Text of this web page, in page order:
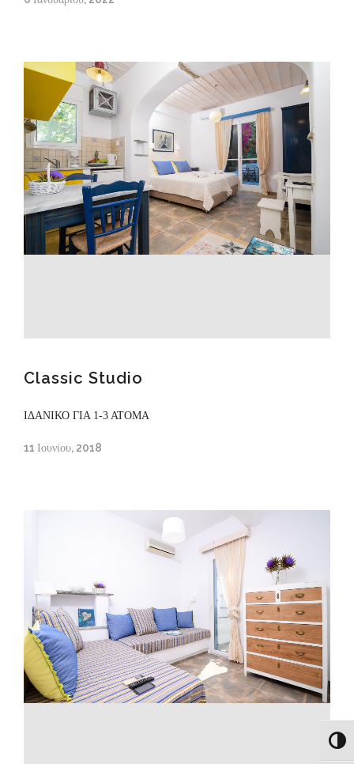
Classic Studio
ΙΔΑΝΙΚΟ ΓΙΑ 1-3 ΑΤΟΜΑ
11 Ιουνίου, 2018